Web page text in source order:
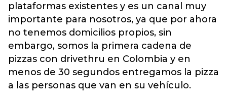
plataformas existentes y es un canal muy
importante para nosotros, ya que por ahora
no tenemos domicilios propios, sin
embargo, somos la primera cadena de
pizzas con drivethru en Colombia y en
menos de 30 segundos entregamos la pizza
a las personas que van en su vehículo.